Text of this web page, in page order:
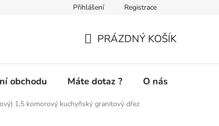
Doprava a platba Jak nakupovat
Přihlášení Registrace
KOŠÍK
PRÁZDNÝ KOŠÍK
obchodu Máte dotaz ? O nás
1,5 komorový kuchyňský granitový dřez